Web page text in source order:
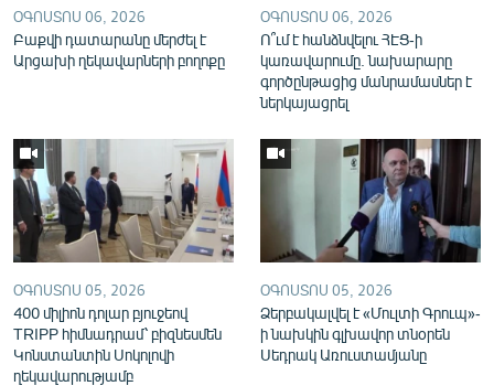
ՕԳՈՍՏՈՍ 06, 2026
Բաքվի դատարանը մերժել է
Արցախի ղեկավարների բողոքը
ՕԳՈՍՏՈՍ 06, 2026
Ո՞ւմ է հանձնվելու ՀԷՑ-ի
կառավարումը. նախարարը
գործընթացից մանրամասներ է
ներկայացրել
ՕԳՈՍՏՈՍ 05, 2026
400 միլիոն դոլար բյուջեով
TRIPP հիմնադրամ՝ բիզնեսմեն
Կոնստանտին Սոկոլովի
ղեկավարությամբ
ՕԳՈՍՏՈՍ 05, 2026
Ձերբակալվել է «Մուլտի Գրուպ»-
ի նախկին գլխավոր տնօրեն
Սեդրակ Առուստամյանը